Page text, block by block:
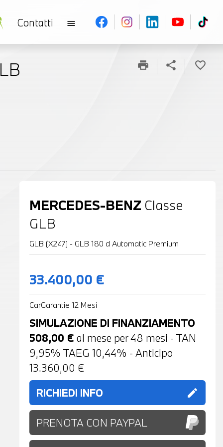
Contatti menu
print share favorite_border
MERCEDES-BENZ Classe
GLB
GLB (X247) - GLB 180 d Automatic Premium
33.400,00 €
CarGarantie 12 Mesi
SIMULAZIONE DI FINANZIAMENTO
508,00 € al mese per48 mesi - TAN
9,95% TAEG 10,44% - Anticipo
13.360,00 €
RICHIEDI INFO
edit
PRENOTA CON PAYPAL